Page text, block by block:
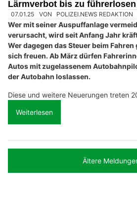
Lärmverbot bis zu
07.01.25 VON POLIZEI.NEWS REDAKTION
Wer mit seiner Auspuffanlage
verursacht, wird seit Anfang Jahr
Wer dagegen das Steuer beim
sich freuen. Ab März dürfen
Autos mit zugelassenem
der Autobahn loslassen.
Diese und weitere Neuerungen treten
Weiterlesen
Ältere